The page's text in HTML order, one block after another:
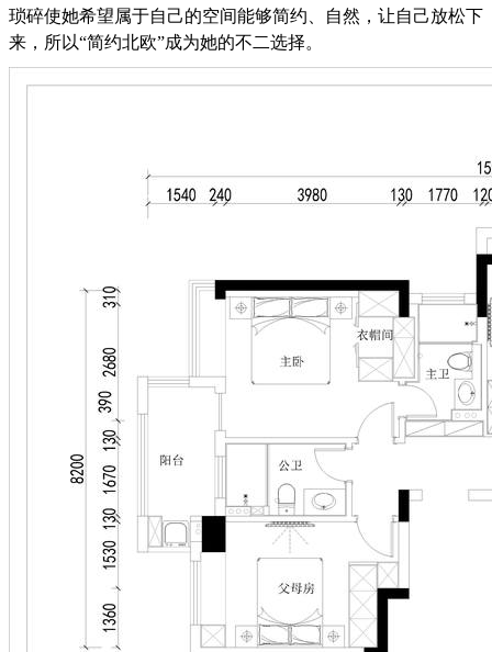
琐碎使她希望属于自己的空间能够简约、自然，让自己放松下
来，所以“简约北欧”成为她的不二选择。